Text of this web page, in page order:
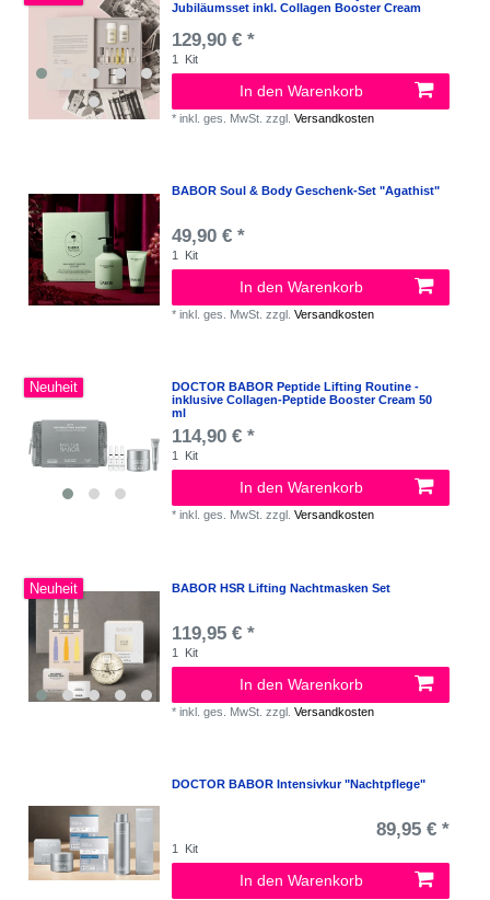
Jubiläumsset inkl. Collagen Booster Cream
129,90 € *
1 Kit
In den Warenkorb
*inkl. ges. MwSt. zzgl.Versandkosten
BABOR Soul & Body Geschenk-Set "Agathist"
49,90 € *
1 Kit
In den Warenkorb
*inkl. ges. MwSt. zzgl.Versandkosten
Neuheit
DOCTOR BABOR Peptide Lifting Routine -
inklusive Collagen-Peptide Booster Cream 50
ml
114,90 € *
1 Kit
In den Warenkorb
*inkl. ges. MwSt. zzgl.Versandkosten
Neuheit BABOR HSR Lifting Nachtmasken Set
119,95 € *
1 Kit
In den Warenkorb
*inkl. ges. MwSt. zzgl.Versandkosten
DOCTOR BABOR Intensivkur "Nachtpflege"
89,95 € *
1 Kit
In den Warenkorb